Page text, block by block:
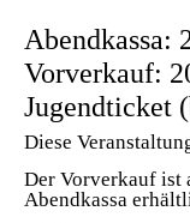
Abendkassa:
Vorverkauf:
Jugendticket
Diese
Der Vorverkauf ist
Abendkassa